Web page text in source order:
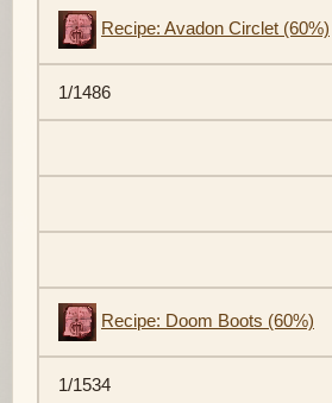
Recipe: Avadon Circlet (60%)
1/1486
Recipe: Doom Boots (60%)
1/1534